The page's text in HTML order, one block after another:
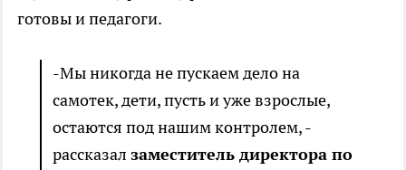
готовы и педагоги.
-Мы никогда не пускаем дело на
самотек, дети, пусть и уже взрослые,
остаются под нашим контролем, -
рассказал заместитель директора по